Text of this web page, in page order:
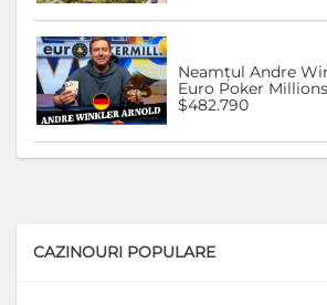
Neamțul Andre
Euro Poker
$482.790
CAZINOURI POPULARE